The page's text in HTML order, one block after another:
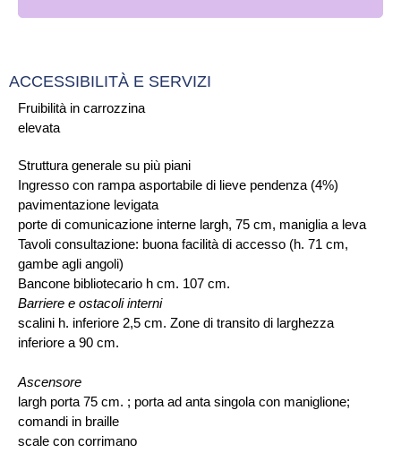
Fruibilità in carrozzina
elevata
Struttura generale su più piani
Ingresso con rampa asportabile di lieve pendenza (4%)
pavimentazione levigata
porte di comunicazione interne largh, 75 cm, maniglia a leva
Tavoli consultazione: buona facilità di accesso (h. 71 cm,
gambe agli angoli)
Bancone bibliotecario h cm. 107 cm.
Barriere e ostacoli interni
scalini h. inferiore 2,5 cm. Zone di transito di larghezza
inferiore a 90 cm.
Ascensore
largh porta 75 cm. ; porta ad anta singola con maniglione;
comandi in braille
scale con corrimano
ACCESSIBILITÀ E SERVIZI